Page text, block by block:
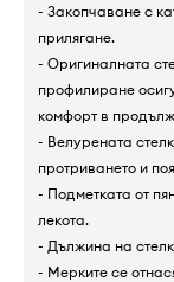
- Закопчаване с
прилягане.
- Оригиналната
профилиране
комфорт в
- Велурената
протриването и
- Подметката от
лекота.
- Дължина на
- Мерките се